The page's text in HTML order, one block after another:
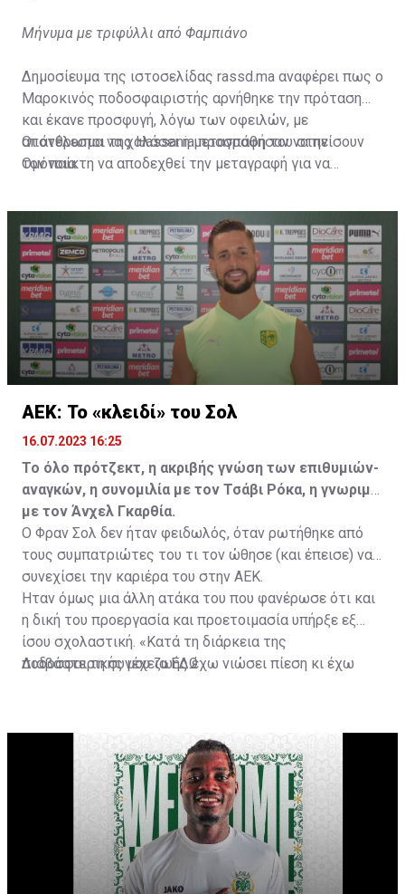
Μήνυμα με τριφύλλι από Φαμπιάνο
Δημοσίευμα της ιστοσελίδας rassd.ma αναφέρει πως ο
Μαροκινός ποδοσφαιριστής αρνήθηκε την πρόταση
και έκανε προσφυγή, λόγω των οφειλών, με
αποτέλεσμα να χαλάσει η μεταγραφή του στην
Ομόνοια.
Οι άνθρωποι της Hassania προσπάθησαν να πείσουν
τον παίκτη να αποδεχθεί την μεταγραφή για να
να λύσει το συμβόλαιό του, ώστε να μετακομίσει
ελεύθερα σε οποιαδήποτε νέα ομάδα το τρέχον
καλοκαίρι.
ΑΕΚ: Το «κλειδί» του Σολ
16.07.2023 16:25
Το όλο πρότζεκτ, η ακριβής γνώση των επιθυμιών-
αναγκών, η συνομιλία με τον Τσάβι Ρόκα, η γνωριμία
με τον Άνχελ Γκαρθία.
Ο Φραν Σολ δεν ήταν φειδωλός, όταν ρωτήθηκε από
τους συμπατριώτες του τι τον ώθησε (και έπεισε) να
συνεχίσει την καριέρα του στην ΑΕΚ.
Ήταν όμως μια άλλη ατάκα του που φανέρωσε ότι και
η δική του προεργασία και προετοιμασία υπήρξε εξ
ίσου σχολαστική. «Κατά τη διάρκεια της
ποδοσφαιρικής μου ζωής έχω νιώσει πίεση κι έχω
Διαβάστε τη συνέχειαΕΔΩ